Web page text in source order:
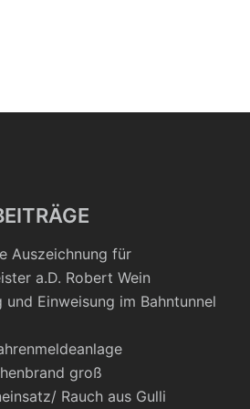
Auszeichnung für
a.D. Robert Wein
und Einweisung im Bahntunnel
groß
Rauch aus Gulli